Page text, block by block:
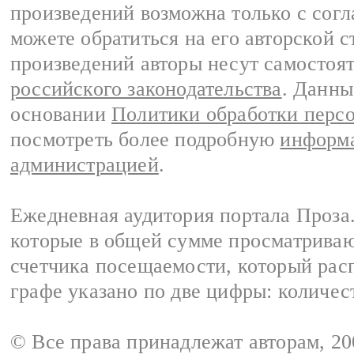
произведений возможна только с
можете обратиться на его авторской
произведений авторы несут
российского законодательства.
основании Политики обработки
посмотреть более подробную
администрацией.
Ежедневная аудитория портала
которые в общей сумме
счетчика посещаемости, который
графе указано по две цифры:
© Все права принадлежат авторам,